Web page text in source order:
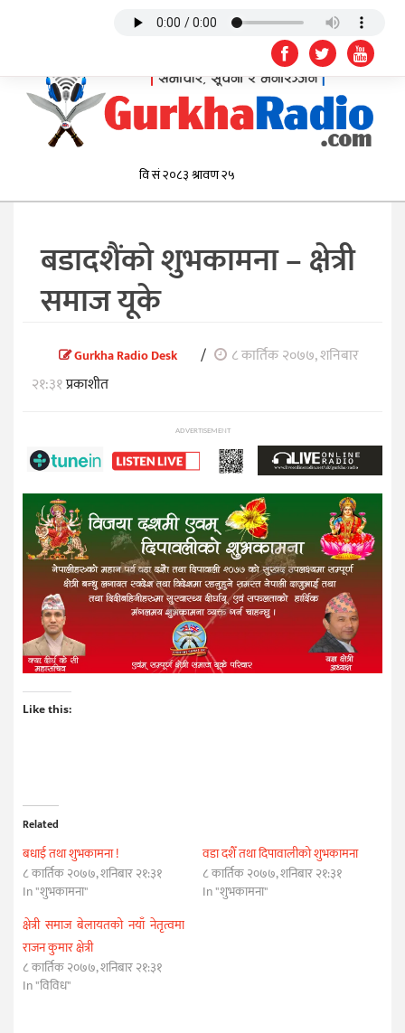
बडादशैंको शुभकामना – क्षेत्री
समाज यूके
Gurkha Radio Desk /
८ कार्तिक २०७७, शनिबार
२१:३१प्रकाशीत
ADVERTISEMENT
Like this:
Related
बधाई तथा शुभकामना !
८ कार्तिक २०७७, शनिबार २१:३१
In "शुभकामना"
वडा दशैँ तथा दिपावालीको शुभकामना
८ कार्तिक २०७७, शनिबार २१:३१
In "शुभकामना"
क्षेत्री समाज बेलायतको नयाँ नेतृत्वमा
राजन कुमार क्षेत्री
८ कार्तिक २०७७, शनिबार २१:३१
In "विविध"